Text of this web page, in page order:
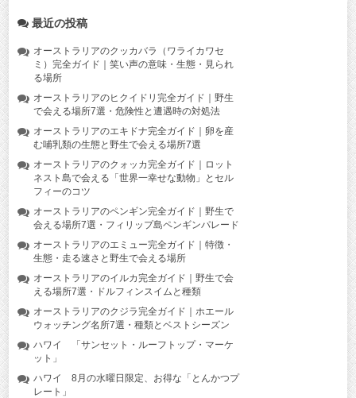
最近の投稿
オーストラリアのクッカバラ（ワライカワセ
ミ）完全ガイド｜笑い声の意味・生態・見られ
る場所
オーストラリアのヒクイドリ完全ガイド｜野生
で会える場所7選・危険性と遭遇時の対処法
オーストラリアのエキドナ完全ガイド｜卵を産
む哺乳類の生態と野生で会える場所7選
オーストラリアのクォッカ完全ガイド｜ロット
ネスト島で会える「世界一幸せな動物」とセル
フィーのコツ
オーストラリアのペンギン完全ガイド｜野生で
会える場所7選・フィリップ島ペンギンパレード
オーストラリアのエミュー完全ガイド｜特徴・
生態・走る速さと野生で会える場所
オーストラリアのイルカ完全ガイド｜野生で会
える場所7選・ドルフィンスイムと種類
オーストラリアのクジラ完全ガイド｜ホエール
ウォッチング名所7選・種類とベストシーズン
ハワイ 「サンセット・ルーフトップ・マーケ
ット」
ハワイ 8月の水曜日限定、お得な「とんかつプ
レート」